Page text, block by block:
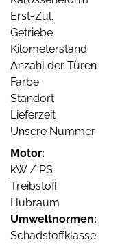
Erst-Zul.
Getriebe
Kilometerstand
Anzahl der Türen
Farbe
Standort
Lieferzeit
Unsere Nummer
Motor:
kW / PS
Treibstoff
Hubraum
Umweltnormen:
Schadstoffklasse